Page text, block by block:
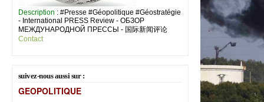
Description : #Presse #Géopolitique #Géostratégie
- International PRESS Review - ОБЗОР
МЕЖДУНАРОДНОЙ ПРЕССЫ - 国际新闻评论
Contact
suivez-nous aussi sur :
GEOPOLITIQUE